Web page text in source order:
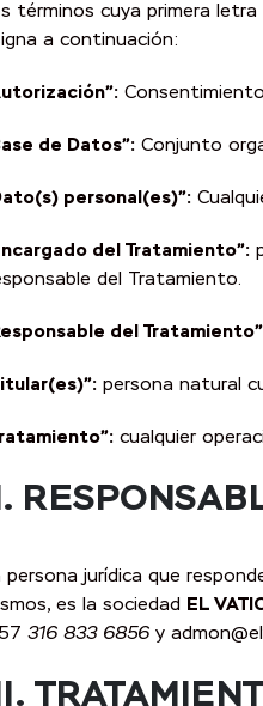
términos cuya primera
a continuación:
de Datos”: Conjunto
personal(es)”:
del Tratamiento”:
del Tratamiento.
del
persona natural
cualquier
persona jurídica que
es la sociedad
EL
316 833 6856 y